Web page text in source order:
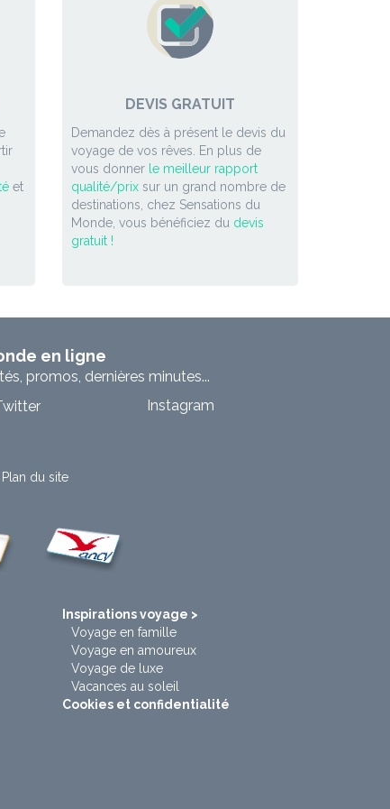
et
DEVIS GRATUIT
Demandez dès à présent le devis du
voyage de vos rêves. En plus de
vous donner le meilleur rapport
qualité/prixsur un grand nombre de
destinations, chez Sensations du
Monde, vous bénéficiez du devis
gratuit !
en ligne
promos, dernières minutes...
Instagram
Plan du site
Inspirations voyage >
Voyage en famille
Voyage en amoureux
Voyage de luxe
Vacances au soleil
Cookies et confidentialité